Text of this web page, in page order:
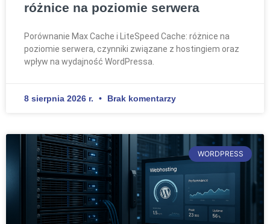
różnice na poziomie serwera
Porównanie Max Cache i LiteSpeed Cache: różnice na
poziomie serwera, czynniki związane z hostingiem oraz
wpływ na wydajność WordPressa.
8 sierpnia 2026 r. Brak komentarzy
WORDPRESS